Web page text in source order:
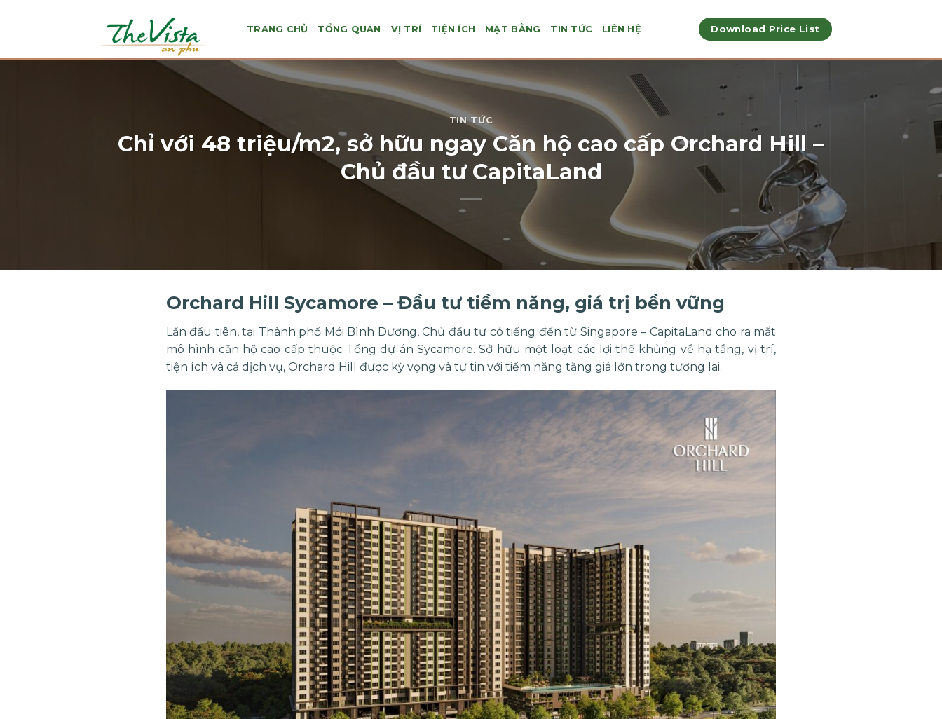
TRANG CHỦ TỔNG QUAN VỊ TRÍ TIỆN ÍCH MẶT BẰNG TIN TỨC LIÊN HỆ Download Price List
TIN TỨC
Chỉ với 48 triệu/m2, sở hữu ngay Căn hộ cao cấp Orchard Hill –
Chủ đầu tư CapitaLand
Orchard Hill Sycamore – Đầu tư tiềm năng, giá trị bền vững
Lần đầu tiên, tại Thành phố Mới Bình Dương, Chủ đầu tư có tiếng đến từ Singapore – CapitaLand cho ra mắt
mô hình căn hộ cao cấp thuộc Tổng dự ánSycamore. Sở hữu một loạt các lợi thế khủng về hạ tầng, vị trí,
tiện ích và cả dịch vụ, Orchard Hill được kỳ vọng và tự tin với tiềm năng tăng giá lớn trong tương lai.